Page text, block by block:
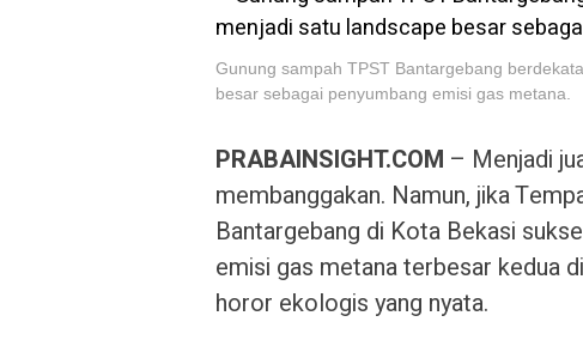
Gunung sampah TPST Bantargebang
besar sebagai penyumbang emisi gas metana.
PRABAINSIGHT.COM – Menjadi
membanggakan. Namun, jika
Bantargebang di Kota Bekasi
emisi gas metana terbesar kedua
horor ekologis yang nyata.